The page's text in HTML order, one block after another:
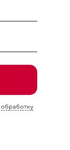
обработку